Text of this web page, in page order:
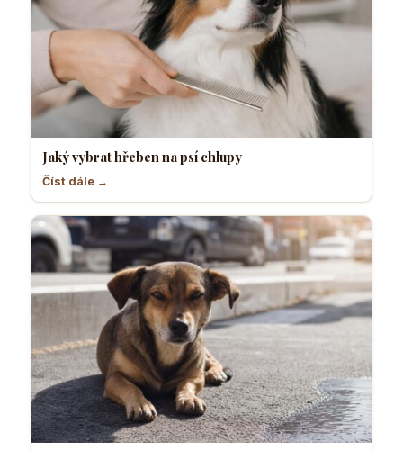
Jaký vybrat hřeben na psí chlupy
Číst dále →